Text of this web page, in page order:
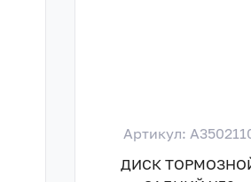
Артикул:
ДИСК